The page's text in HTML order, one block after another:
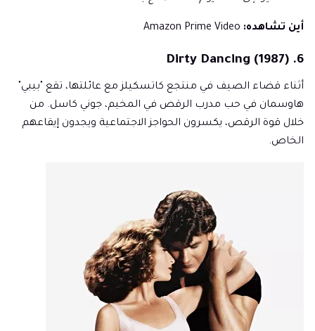
أين تشاهده:
6. Dirty Dancing (1987)
أثناء قضاء الصيف في منتجع كاتسكيلز مع عائلتها، تقع "بيبي"
هاوسمان في حب مدرب الرقص في المخيم، جوني كاسل. من
خلال قوة الرقص، يكسرون الحواجز الاجتماعية ويجدون إيقاعهم
الخاص.